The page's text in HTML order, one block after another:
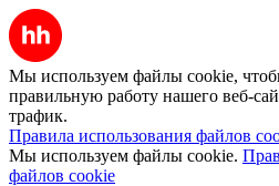
Мы используем файлы cookie,
правильную работу нашего веб-
трафик.
Правила использования файлов
Мы используем файлы cookie.
файлов cookie